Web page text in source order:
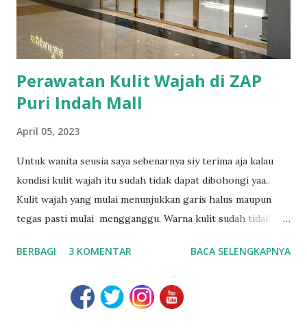
? Menahan sinar matahari masuk langsung ke dalam mobil
Tanpa menggunakan kaca film, suhu dalam ...
Perawatan Kulit Wajah di ZAP
Puri Indah Mall
April 05, 2023
Untuk wanita seusia saya sebenarnya siy terima aja kalau
kondisi kulit wajah itu sudah tidak dapat dibohongi yaa..
Kulit wajah yang mulai menunjukkan garis halus maupun
tegas pasti mulai mengganggu. Warna kulit sudah tidak
pastinya. Nada nada menghibur hati seperti, yaaa... itu kan
adalah salah satu cara, hahaha.. Perawatan wajah yang baik
BERBAGI 3 KOMENTAR BACA SELENGKAPNYA